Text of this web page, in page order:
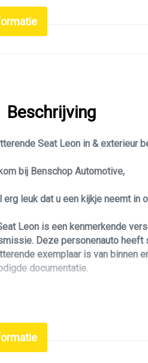
verlichting
velgen 17"
Parkeersensor voor en achter
Beschrijving
Seat Leon in & exterieur
bij Benschop Automotive,
erg leuk dat u een kijkje neemt in
Leon is een kenmerkende
Deze personenauto heeft
exemplaar is van binnen
documentatie.
u een leuke, betrouwbare, luxe
sportiviteit. De zwarte
elektrisch ramen, bluetooth